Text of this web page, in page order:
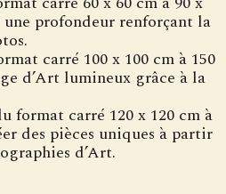
une profondeur renforçant la
carré 100 x 100 cm à 150
d’Art lumineux grâce à la
format carré 120 x 120 cm à
des pièces uniques à partir
d’Art.